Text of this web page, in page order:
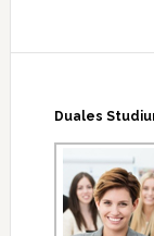
Duales